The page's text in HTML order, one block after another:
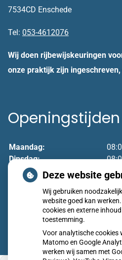
7534CD Enschede
Tel: 053-4612076
Wij doen rijbewijskeuringen
onze praktijk zijn
Openingstijden
Maandag:
Dinsdag:
Woensdag:
Donderdag:
Deze website
Wij gebruiken
website goed kan
cookies en externe
toestemming.
Voor analytische cookies
Matomo en Google
werken wij samen met